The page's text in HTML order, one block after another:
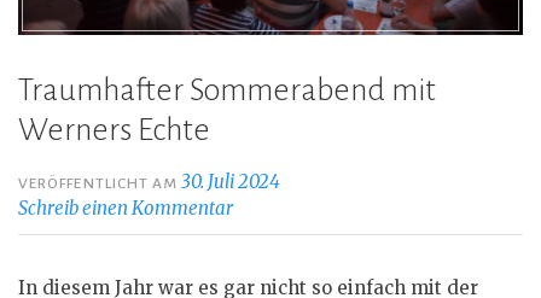
Traumhafter Sommerabend mit
Werners Echte
VERÖFFENTLICHT AM30. Juli 2024
Schreib einen Kommentar
In diesem Jahr war es gar nicht so einfach mit der